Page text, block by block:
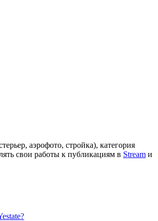
аэрофото, стройка), категория
свои работы к публикациям в Stream и